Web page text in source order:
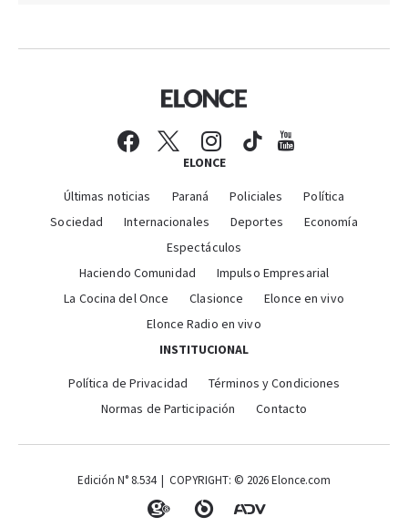
ELONCE
Últimas noticias Paraná Policiales
Política
Sociedad
Internacionales Deportes
Economía
Espectáculos
Haciendo Comunidad
Impulso Empresarial
La Cocina del Once
Clasionce
Elonce en vivo
Elonce Radio en vivo
INSTITUCIONAL
Política de Privacidad
Términos y Condiciones
Normas de Participación
Contacto
Edición N° 8.534 | COPYRIGHT: © 2026 Elonce.com